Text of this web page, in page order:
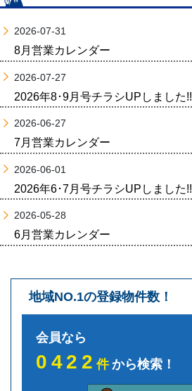
2026-07-31
8月営業カレンダー
2026-07-27
2026年8･9月号チラシUPしました!!
2026-06-27
7月営業カレンダー
2026-06-01
2026年6･7月号チラシUPしました!!
2026-05-28
6月営業カレンダー
地域NO.1の登録物件数！
会員なら
0422件から検索！